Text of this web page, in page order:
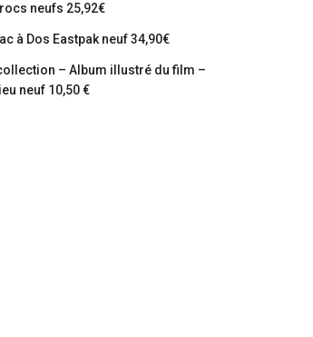
neufs 25,92€
à Dos Eastpak neuf 34,90€
– Album illustré du film –
neuf 10,50 €